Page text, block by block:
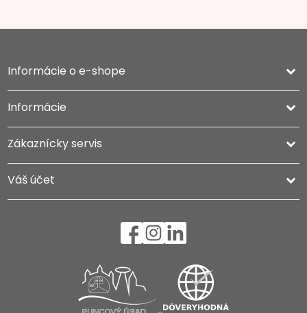
Informácie o e-shope keyboard_arrow_down
Informácie 
Zákaznícky servis 
Váš účet 